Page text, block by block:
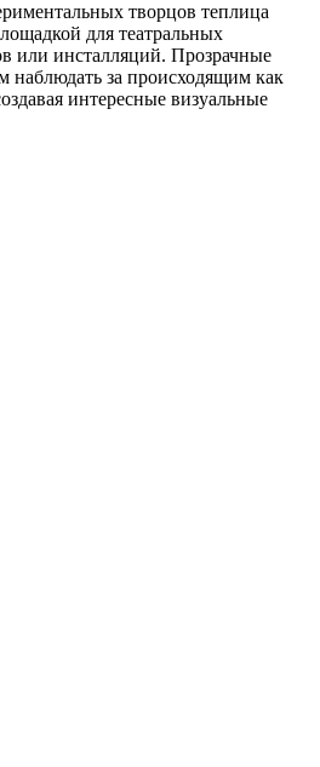
творцов теплица
для театральных
или инсталляций. Прозрачные
наблюдать за происходящим как
интересные визуальные